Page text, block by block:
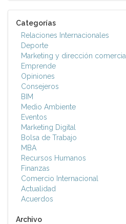
Categorías
Relaciones Internacionales
Deporte
Marketing y dirección comercial
Emprende
Opiniones
Consejeros
BIM
Medio Ambiente
Eventos
Marketing Digital
Bolsa de Trabajo
MBA
Recursos Humanos
Finanzas
Comercio Internacional
Actualidad
Acuerdos
Archivo